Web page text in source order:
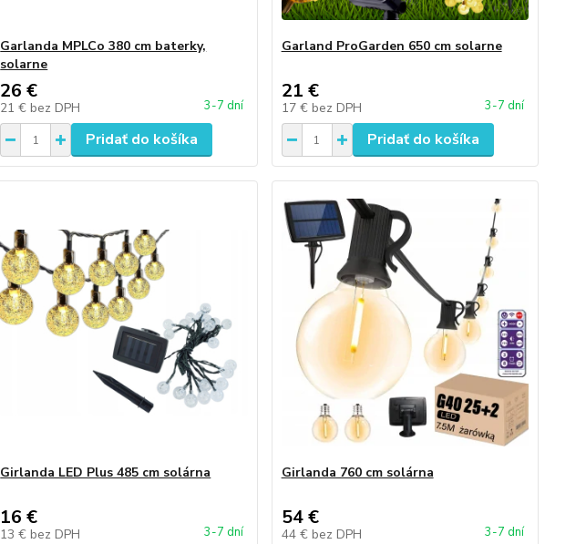
Garlanda MPLCo 380 cm baterky,
solarne
26 €
21 € bez DPH 3-7 dní
Pridať do košíka
Garland ProGarden 650 cm solarne
21 €
17 € bez DPH 3-7 dní
Pridať do košíka
Girlanda LED Plus 485 cm solárna
16 €
13 € bez DPH 3-7 dní
Girlanda 760 cm solárna
54 €
44 € bez DPH 3-7 dní